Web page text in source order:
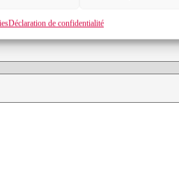
Déclaration de confidentialité